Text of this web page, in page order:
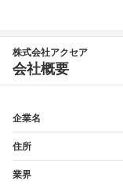
株式会社アクセア
会社概要
企業名
住所
業界